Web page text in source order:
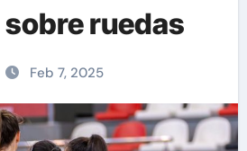
sobre ruedas
Feb 7, 2025